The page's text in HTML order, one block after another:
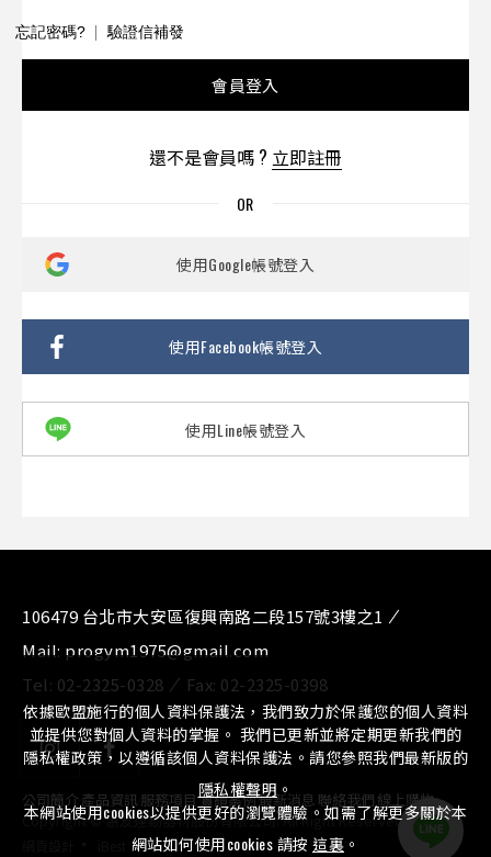
忘記密碼? 驗證信補發
會員登入
還不是會員嗎 ? 立即註冊
使用Google帳號登入
使用Facebook帳號登入
使用Line帳號登入
106479 台北市大安區復興南路二段157號3樓之1
Mail: progym1975@gmail.com
Tel: 02-2325-0328 Fax: 02-2325-0398
公司簡介產品資訊 服務項目⁄實績案例⁄最新消息 聯絡我們 線上購物
Copyright © 惠友運動器材股份有限公司. All Right Reserved.
依據歐盟施行的個人資料保護法，我們致力於保護您的個人資料
並提供您對個人資料的掌握。 我們已更新並將定期更新我們的
隱私權政策，以遵循該個人資料保護法。請您參照我們最新版的
隱私權聲明 。
本網站使用cookies以提供更好的瀏覽體驗。如需了解更多關於本
網站如何使用cookies 請按 這裏 。